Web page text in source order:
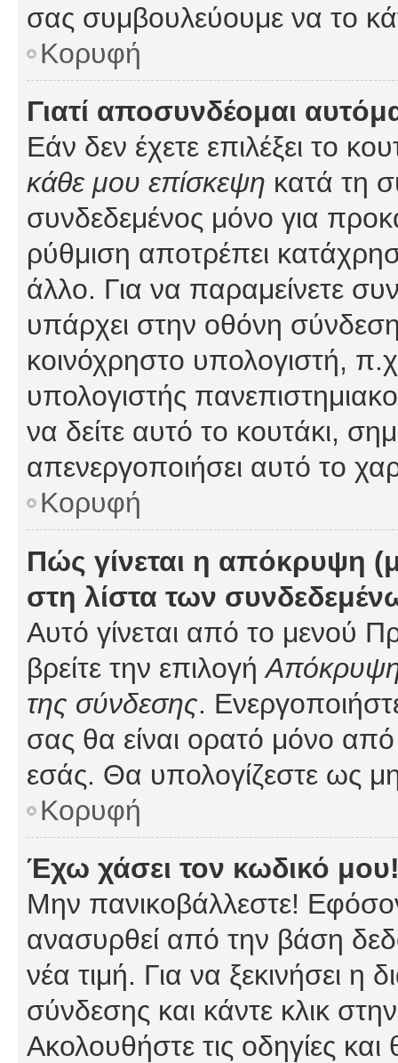
σας συμβουλεύουμε να το
Κορυφή
Γιατί αποσυνδέομαι
Εάν δεν έχετε επιλέξει το
κάθε μου επίσκεψη κατά τη
συνδεδεμένος μόνο για
ρύθμιση αποτρέπει
άλλο. Για να παραμείνετε
υπάρχει στην οθόνη
κοινόχρηστο υπολογιστή,
υπολογιστής
να δείτε αυτό το κουτάκι,
απενεργοποιήσει αυτό το
Κορυφή
Πώς γίνεται η απόκρυψη
στη λίστα των
Αυτό γίνεται από το μενού
βρείτε την επιλογήΑπόκρυψη
της σύνδεσης.
σας θα είναι ορατό μόνο από
εσάς. Θα υπολογίζεστε ως
Κορυφή
Έχω χάσει τον κωδικό
Μην πανικοβάλλεστε!
ανασυρθεί από την βάση
νέα τιμή. Για να ξεκινήσει η
σύνδεσης και κάντε κλικ
Ακολουθήστε τις οδηγίες